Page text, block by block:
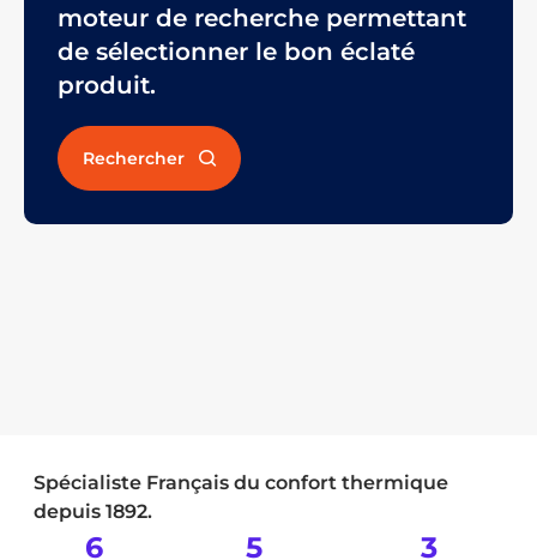
moteur de recherche permettant
de sélectionner le bon éclaté
produit.
Rechercher
Spécialiste Français du confort thermique
depuis 1892.
6 5 3